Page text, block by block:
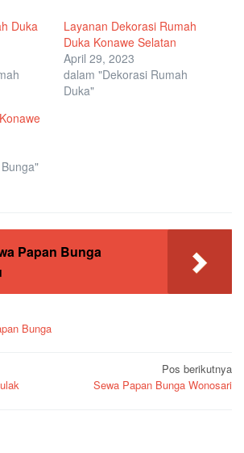
Duka
Layanan Dekorasi Rumah
Duka Konawe Selatan
April 29, 2023
dalam "Dekorasi Rumah
Duka"
Papan Bunga
Bunga
Pos berikutnya
Sewa Papan Bunga Wonosari